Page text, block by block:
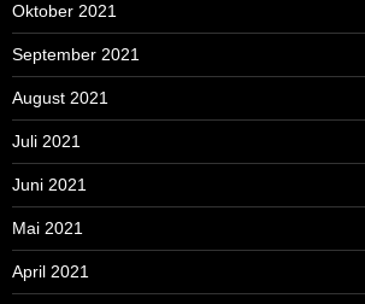
Oktober 2021
September 2021
August 2021
Juli 2021
Juni 2021
Mai 2021
April 2021